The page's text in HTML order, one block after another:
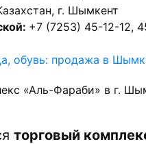
г. Шымкент
+7 (7253) 45-12-12,
обувь: продажа в
«Аль-Фараби» в г.
торговый